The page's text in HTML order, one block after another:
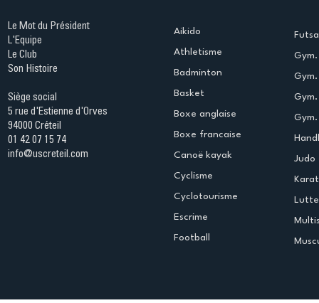
Le Mot du Président
L'Equipe
Le Club
Son Histoire
Siège social
5 rue d'Estienne d'Orves
94000 Créteil
01 42 07 15 74
info@uscreteil.com
Aikido
Athletisme
Badminton
Basket
Boxe anglaise
Boxe francaise
Canoë kayak
Cyclisme
Cyclotourisme
Escrime
Football
Judo
Lutte